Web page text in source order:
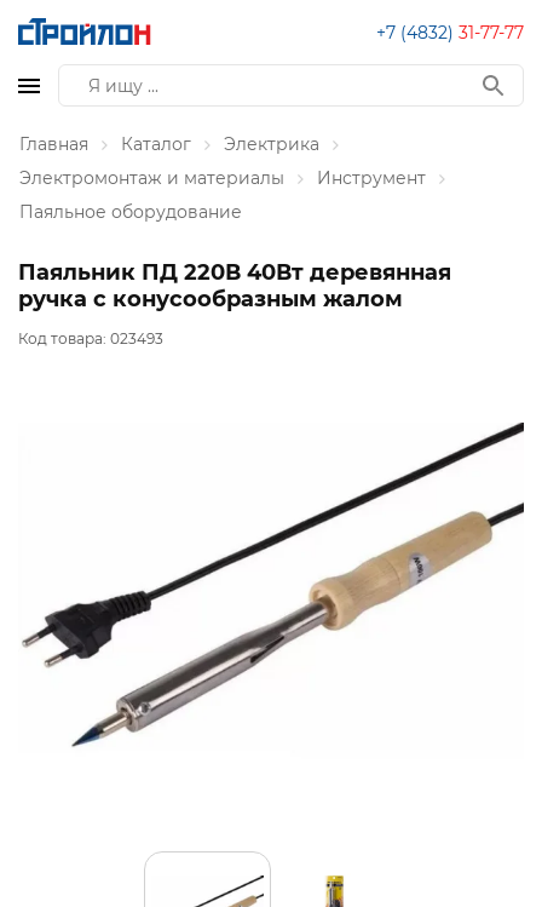
+7 (4832) 31-77-77
Главная Каталог
Электрика
Электромонтаж и материалы
Инструмент
Паяльное оборудование
Паяльник ПД 220В 40Вт деревянная
ручка с конусообразным жалом
Код товара: 023493